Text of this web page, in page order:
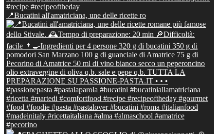
📍Bucatini all'amatriciana, une delle ricette ro